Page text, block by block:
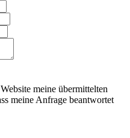
meine übermittelten
meine Anfrage beantwortet